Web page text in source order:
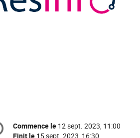
Date/Heure
Commence le 12 sept. 2023, 11:00
Finit le 15 sept. 2023, 16:30